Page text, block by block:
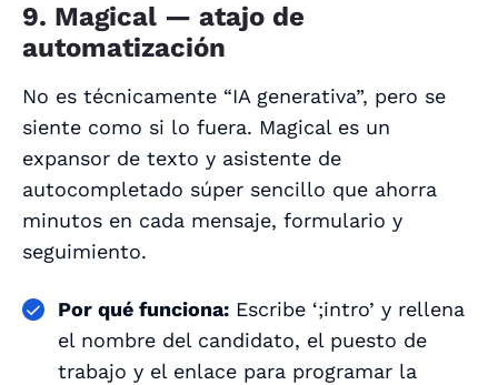
9. Magical — atajo de
automatización
No es técnicamente “IA generativa”, pero se
siente como si lo fuera. Magical es un
expansor de texto y asistente de
autocompletado súper sencillo que ahorra
minutos en cada mensaje, formulario y
seguimiento.
Por qué funciona: Escribe ‘;intro’ y rellena
el nombre del candidato, el puesto de
trabajo y el enlace para programar la